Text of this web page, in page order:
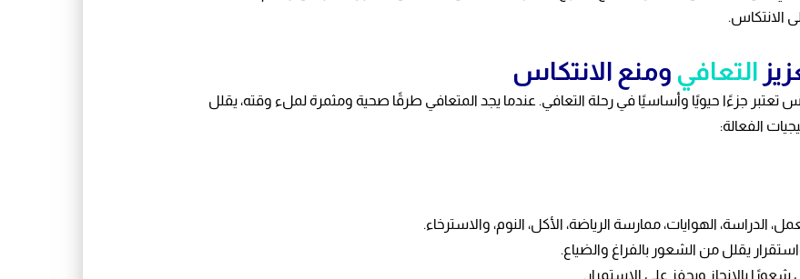
الانتكاس.
التعافي ومنع الانتكاس
تعتبر جزءًا حيويًا وأساسيًا في رحلة التعافي. عندما يجد المتعافي طرقًا صحية ومثمرة لملء وقته، يقلل
الفعالة:
الهوايات، ممارسة الرياضة، الأكل، النوم، والاسترخاء.
يقلل من الشعور بالفراغ والضياع.
بالإنجاز ويحفز على الاستمرار.